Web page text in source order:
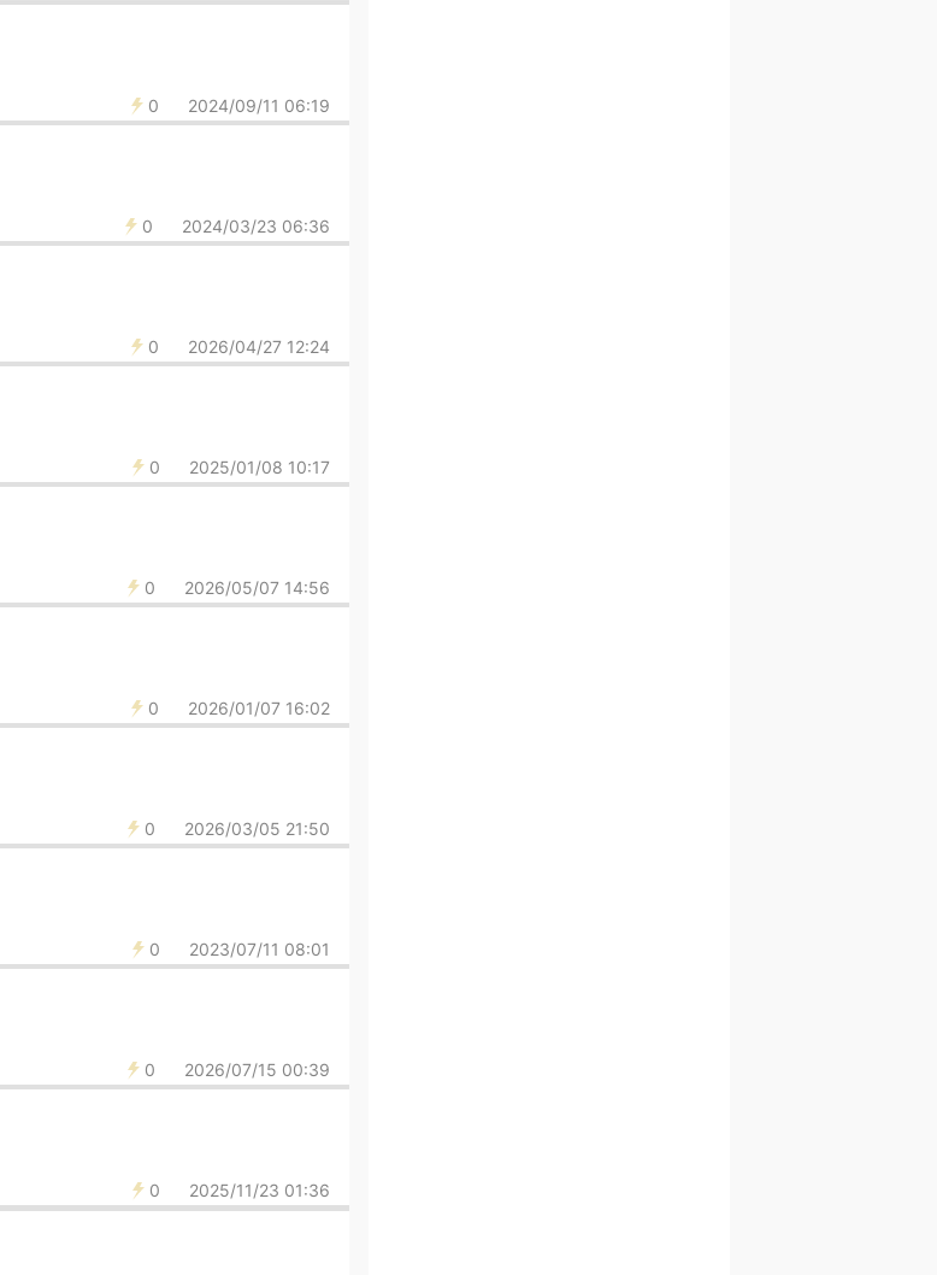
0 2024/09/11 06:19
0 2024/03/23 06:36
0 2026/04/27 12:24
0 2025/01/08 10:17
0 2026/05/07 14:56
0 2026/01/07 16:02
0 2026/03/05 21:50
0 2023/07/11 08:01
0 2026/07/15 00:39
0 2025/11/23 01:36